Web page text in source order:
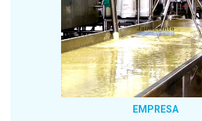
EMPRESA